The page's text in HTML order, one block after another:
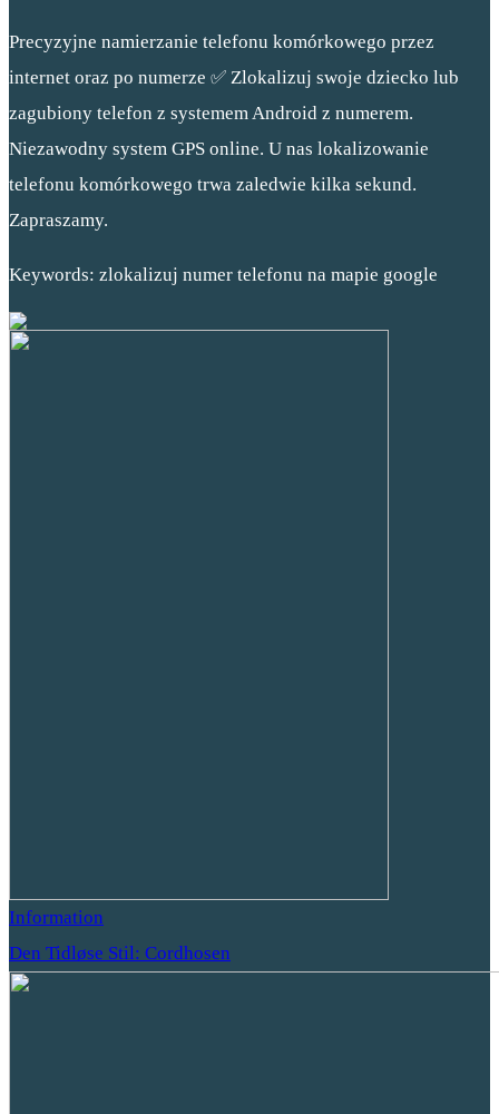
Precyzyjne namierzanie telefonu komórkowego przez
internet oraz po numerze ✅ Zlokalizuj swoje dziecko lub
zagubiony telefon z systemem Android z numerem.
Niezawodny system GPS online. U nas lokalizowanie
telefonu komórkowego trwa zaledwie kilka sekund.
Zapraszamy.
Keywords: zlokalizuj numer telefonu na mapie google
Information
Den Tidløse Stil: Cordhosen